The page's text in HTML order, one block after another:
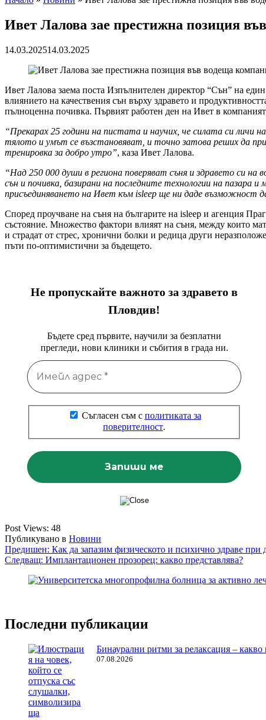
Ивет Лалова зае престижна позиция
14.03.202514.03.2025
Ивет Лалова заема поста Изпълнителен директор “Сън” на
влиянието на качествения сън върху здравето и
пълноценна почивка. Първият работен ден на Ивет в
“Прекарах 25 години на пистата и научих, че силата си личи
тялото и умът се възстановяват, и точно затова реших да
тренировка за добро утро”, каза Ивет Лалова.
“Над 250 000 души в региона поверяват съня и здравето си
сън и почивка, базирани на последните технологии на пазара
присъединяването на Ивет към isleep ще ни даде възможност
Според проучване на съня на българите на isleep и агенция
състояние. Множество фактори влияят на съня, между които
и страдат от стрес, хронични болки и редица други
пъти по-оптимистични за бъдещето.
Не пропускайте важното за здравето в
Пловдив!
Бъдете сред първите, научили за безплатни
прегледи, нови клиники и събития в града ни.
Съгласен съм с политиката за
поверителност.
Post Views: 48
Публикувано в Новини
Навигация
Предишен: Как да запазим физическото и психично здраве при
Следващ: Имплантационен прозорец: какво представлява?
Последни публикации
Бинаурални ритми за релаксация – какво
07.08.2026